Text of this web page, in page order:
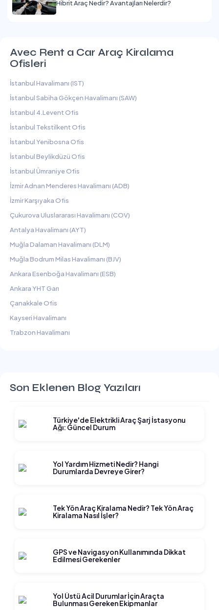
Hibrit Araç Nedir? Avantajları Nelerdir?
Avec Rent a Car Araç Kiralama
Ofisleri
İstanbul Havalimanı (IST)
İstanbul Sabiha Gökçen Havalimanı (SAW)
İstanbul 4.Levent Ofis
İstanbul Tekstilkent Ofis
İstanbul Yenibosna Ofis
İstanbul Beylikdüzü Ofis
İstanbul Ümraniye Ofis
İzmir Adnan Menderes Havalimanı (ADB)
İzmir Karşıyaka Ofis
Çukurova Uluslararası Havalimanı (COV)
Antalya Havalimanı (AYT)
Muğla Dalaman Havalimanı (DLM)
Muğla Bodrum Milas Havalimanı (BJV)
Ankara Esenboğa Havalimanı (ESB)
Ankara YHT Garı
Çanakkale Ofis
Kayseri Havalimanı
Trabzon Havalimanı
Son Eklenen Blog Yazıları
Türkiye'de Elektrikli Araç Şarj İstasyonu
Ağı: Güncel Durum
Yol Yardım Hizmeti Nedir? Hangi
Durumlarda Devreye Girer?
Tek Yön Araç Kiralama Nedir? Tek Yön Araç
Kiralama Nasıl İşler?
GPS ve Navigasyon Kullanımında Dikkat
Edilmesi Gerekenler
Yol Üstü Acil Durumlar İçin Araçta
Bulunması Gereken Ekipmanlar